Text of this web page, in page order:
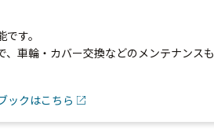
す。
車輪・カバー交換などのメンテナンスも
ックはこちら